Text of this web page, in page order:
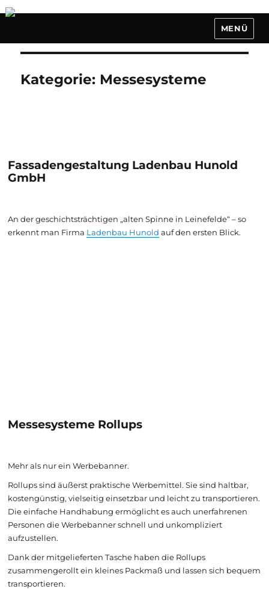
MENÜ
Kategorie: Messesysteme
Fassadengestaltung Ladenbau Hunold
GmbH
An der geschichtsträchtigen „alten Spinne in Leinefelde“ – so
erkennt man Firma Ladenbau Hunold auf den ersten Blick.
Messesysteme Rollups
Mehr als nur ein Werbebanner.
Rollups sind äußerst praktische Werbemittel. Sie sind haltbar,
kostengünstig, vielseitig einsetzbar und leicht zu transportieren.
Die einfache Handhabung ermöglicht es auch unerfahrenen
Personen die Werbebanner schnell und unkompliziert
aufzustellen.
Dank der mitgelieferten Tasche haben die Rollups
zusammengerollt ein kleines Packmaß und lassen sich bequem
transportieren.